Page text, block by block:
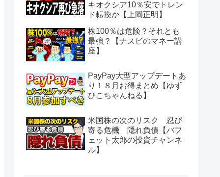
キオクシア10％安でトレン
ド転換か【上岡正明】
株100％は危険？それとも
最強？【ナスビのマネー講
座】
PayPay大型アップデートあ
り！８月お得まとめ【ゆず
ひこちゃんねる】
米国株の次のリスク 忍び
寄る危機 隠れ負債【バフ
ェット太郎の投資チャンネ
ル】